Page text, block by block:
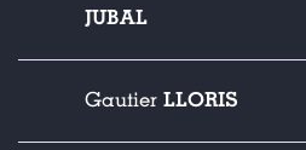
JUBAL
Gautier LLORIS